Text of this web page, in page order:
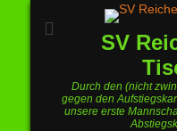
SV
Durch den (nicht
gegen den
unsere erste